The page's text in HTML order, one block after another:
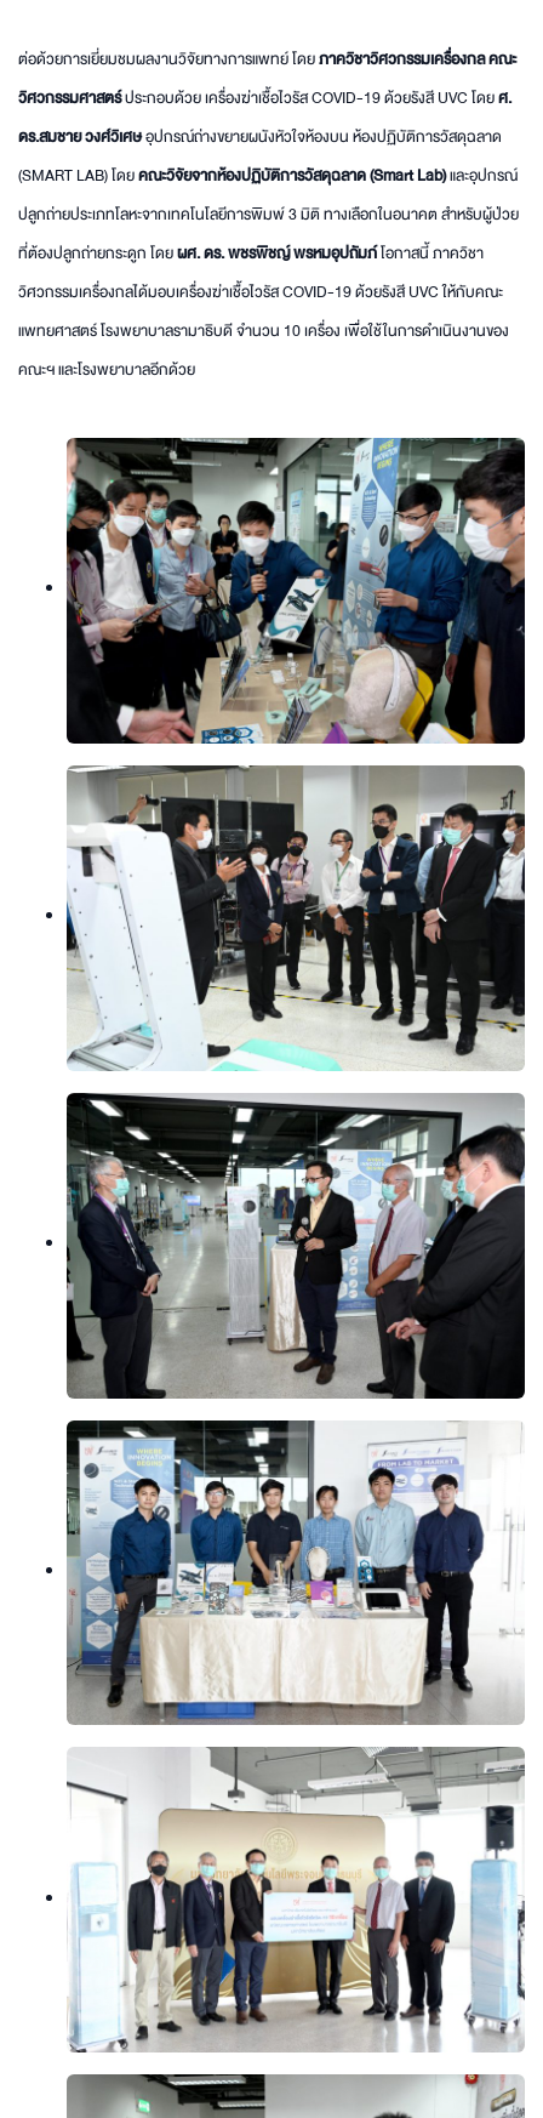
ต่อด้วยการเยี่ยมชมผลงานวิจัยทางการแพทย์ โดยภาควิชาวิศวกรรมเครื่องกล คณะ
วิศวกรรมศาสตร์ประกอบด้วย เครื่องฆ่าเชื้อไวรัส COVID-19 ด้วยรังสี UVC โดยศ.
ดร.สมชาย วงศ์วิเศษอุปกรณ์ถ่างขยายผนังหัวใจห้องบน ห้องปฏิบัติการวัสดุฉลาด
(SMART LAB) โดยคณะวิจัยจากห้องปฏิบัติการวัสดุฉลาด (Smart Lab)และอุปกรณ์
ปลูกถ่ายประเภทโลหะจากเทคโนโลยีการพิมพ์ 3 มิติ ทางเลือกในอนาคต สำหรับผู้ป่วย
ที่ต้องปลูกถ่ายกระดูก โดยผศ. ดร. พชรพิชญ์ พรหมอุปถัมภ์โอกาสนี้ ภาควิชา
วิศวกรรมเครื่องกลได้มอบเครื่องฆ่าเชื้อไวรัส COVID-19 ด้วยรังสี UVC ให้กับคณะ
แพทยศาสตร์ โรงพยาบาลรามาธิบดี จำนวน 10 เครื่อง เพื่อใช้ในการดำเนินงานของ
คณะฯ และโรงพยาบาลอีกด้วย